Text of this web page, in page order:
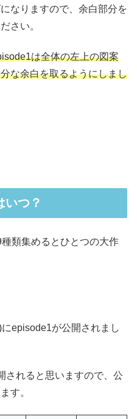
なりますので、余白部分を
さい。
は全体の左上の図案
な余白を取るようにしまし
いつ？
類集めるとひとつの大作
episode1が公開されまし
されると思いますので、公
す。